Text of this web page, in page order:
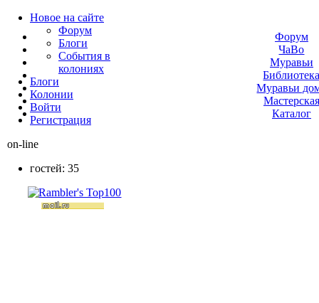
Новое на сайте
Форум
Блоги
События в
колониях
Блоги
Колонии
Войти
Peгиcтpaция
on-line
гостей: 35
Форум
ЧаВо
Муравьи
Муравьи
Мастерская
Каталог